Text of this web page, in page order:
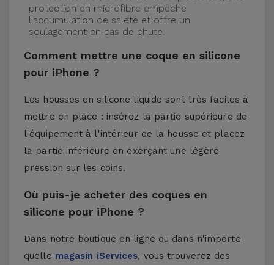
protection en microfibre empêche
l'accumulation de saleté et offre un
soulagement en cas de chute.
Comment mettre une coque en silicone
pour iPhone ?
Les housses en silicone liquide sont très faciles à
mettre en place : insérez la partie supérieure de
l'équipement à l'intérieur de la housse et placez
la partie inférieure en exerçant une légère
pression sur les coins.
Où puis-je acheter des coques en
silicone pour iPhone ?
Dans notre boutique en ligne ou dans n'importe
quelle magasin iServices, vous trouverez des